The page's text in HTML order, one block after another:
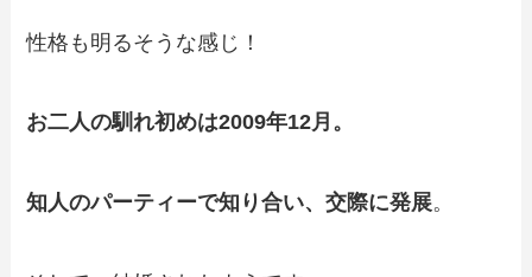
性格も明るそうな感じ！
お二人の馴れ初めは2009年12月。
知人のパーティーで知り合い、交際に発展。